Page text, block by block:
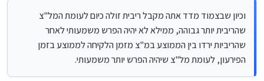
אמנם באמת העמלות היוון במסלולי המשתנות לא
משמעותיות כי מסתכלים רק על התקופה שנותרה עד התחנת
שינוי,
אבל הרעיון של העמלות היוון זה ממוצע הריבית בתקופת
הלקיחה לעומת ממוצע בזמן הפירעון/מיחזור, וכיון שבצמוד
מדד אתה מקבל ריבית זולה כיום לעומת המל"צ שהריבית
וכיון שבצמוד מדד אתה מקבל ריבית זולה כיום לעומת המל"צ
שהריבית יותר גבוהה, ממילא לא יהיה הפרש משמעותי לאחר
שהריביות ירדו בין הממוצע במ"צ מזמן הלקיחה לממוצע בזמן
הפירעון, לעומת מל"צ שיהיה הפרש יותר משמעותי.